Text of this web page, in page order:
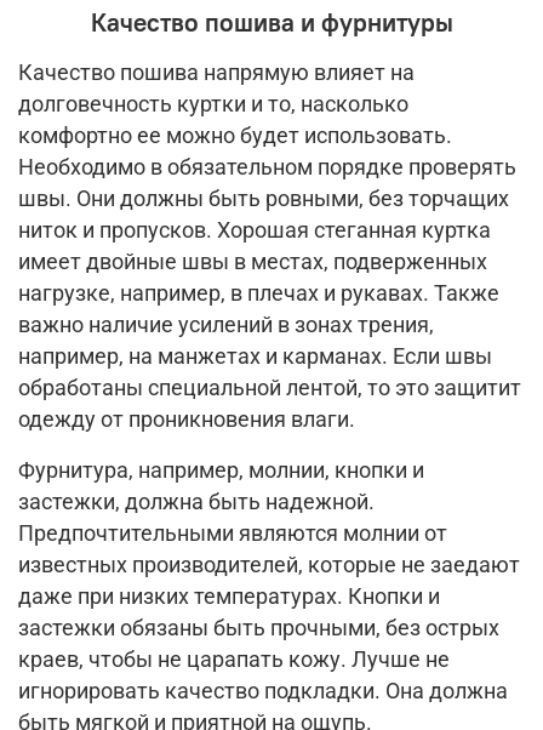
Качество пошива и фурнитуры
Качество пошива напрямую влияет на
долговечность куртки и то, насколько
комфортно ее можно будет использовать.
Необходимо в обязательном порядке проверять
швы. Они должны быть ровными, без торчащих
ниток и пропусков. Хорошая стеганная куртка
имеет двойные швы в местах, подверженных
нагрузке, например, в плечах и рукавах. Также
важно наличие усилений в зонах трения,
например, на манжетах и карманах. Если швы
обработаны специальной лентой, то это защитит
одежду от проникновения влаги.
Фурнитура, например, молнии, кнопки и
застежки, должна быть надежной.
Предпочтительными являются молнии от
известных производителей, которые не заедают
даже при низких температурах. Кнопки и
застежки обязаны быть прочными, без острых
краев, чтобы не царапать кожу. Лучше не
игнорировать качество подкладки. Она должна
быть мягкой и приятной на ощупь.